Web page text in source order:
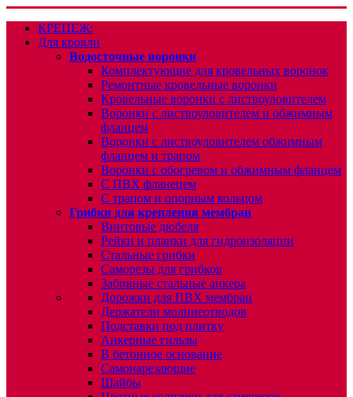
КРЕПЕЖ:
Для кровли
Водосточные воронки
Комплектующие для кровельных воронок
Ремонтные кровельные воронки
Кровельные воронки с листвоуловителем
Воронки с листвоуловителем и обжимным
фланцем
Воронки с листвоуловителем обжимным
фланцем и трапом
Воронки с обогревом и обжимным фланцем
С ПВХ фланецем
С трапом и опорным кольцом
Грибки для крепления мембран
Винтовые дюбеля
Рейки и планки для гидроизоляции
Стальные грибки
Саморезы для грибков
Забивные стальные анкера
Дорожки для ПВХ мембран
Держатели молниеотводов
Подставки под плитку
Анкерные гильзы
В бетонное основание
Самонарезающие
Шайбы